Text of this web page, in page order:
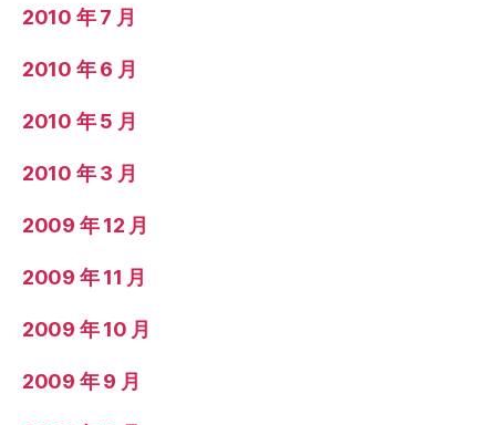
2010 年 7 月
2010 年 6 月
2010 年 5 月
2010 年 3 月
2009 年 12 月
2009 年 11 月
2009 年 10 月
2009 年 9 月